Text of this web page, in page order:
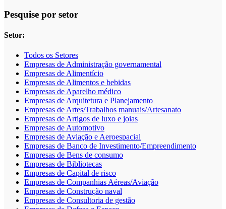
Pesquise por setor
Setor:
Todos os Setores
Empresas de Administração governamental
Empresas de Alimentício
Empresas de Alimentos e bebidas
Empresas de Aparelho médico
Empresas de Arquitetura e Planejamento
Empresas de Artes/Trabalhos manuais/Artesanato
Empresas de Artigos de luxo e joias
Empresas de Automotivo
Empresas de Aviação e Aeroespacial
Empresas de Banco de Investimento/Empreendimento
Empresas de Bens de consumo
Empresas de Bibliotecas
Empresas de Capital de risco
Empresas de Companhias Aéreas/Aviação
Empresas de Construção naval
Empresas de Consultoria de gestão